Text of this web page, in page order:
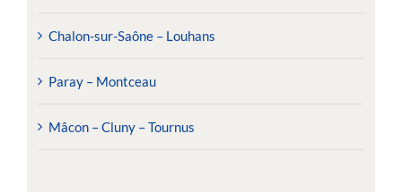
Chalon-sur-Saône – Louhans
Paray – Montceau
Mâcon – Cluny – Tournus